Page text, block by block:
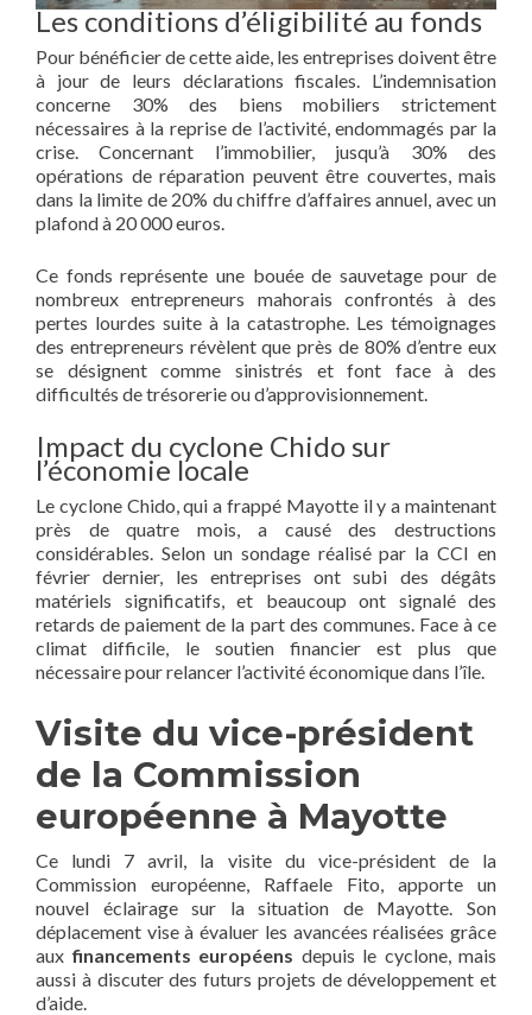
Les conditions d’éligibilité au fonds
Pour bénéficier de cette aide, les entreprises doivent être
à jour de leurs déclarations fiscales. L’indemnisation
concerne 30% des biens mobiliers strictement
nécessaires à la reprise de l’activité, endommagés par la
crise. Concernant l’immobilier, jusqu’à 30% des
opérations de réparation peuvent être couvertes, mais
dans la limite de 20% du chiffre d’affaires annuel, avec un
plafond à 20 000 euros.
Ce fonds représente une bouée de sauvetage pour de
nombreux entrepreneurs mahorais confrontés à des
pertes lourdes suite à la catastrophe. Les témoignages
des entrepreneurs révèlent que près de 80% d’entre eux
se désignent comme sinistrés et font face à des
difficultés de trésorerie ou d’approvisionnement.
Impact du cyclone Chido sur
l’économie locale
Le cyclone Chido, qui a frappé Mayotte il y a maintenant
près de quatre mois, a causé des destructions
considérables. Selon un sondage réalisé par la CCI en
février dernier, les entreprises ont subi des dégâts
matériels significatifs, et beaucoup ont signalé des
retards de paiement de la part des communes. Face à ce
climat difficile, le soutien financier est plus que
nécessaire pour relancer l’activité économique dans l’île.
Visite du vice-président
de la Commission
européenne à Mayotte
Ce lundi 7 avril, la visite du vice-président de la
Commission européenne, Raffaele Fito, apporte un
nouvel éclairage sur la situation de Mayotte. Son
déplacement vise à évaluer les avancées réalisées grâce
auxfinancements européens depuis le cyclone, mais
aussi à discuter des futurs projets de développement et
d’aide.